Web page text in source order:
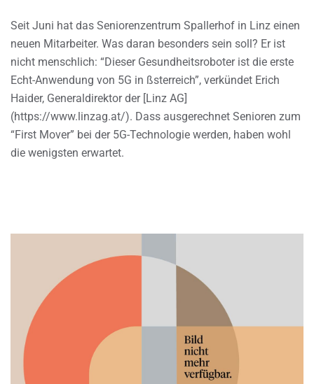
Seit Juni hat das Seniorenzentrum Spallerhof in Linz einen
neuen Mitarbeiter. Was daran besonders sein soll? Er ist
nicht menschlich: “Dieser Gesundheitsroboter ist die erste
Echt-Anwendung von 5G in ßsterreich”, verkündet Erich
Haider, Generaldirektor der [Linz AG]
(https://www.linzag.at/). Dass ausgerechnet Senioren zum
“First Mover” bei der 5G-Technologie werden, haben wohl
die wenigsten erwartet.